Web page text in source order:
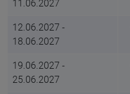
11.06.2027
12.06.2027 -
18.06.2027
19.06.2027 -
25.06.2027